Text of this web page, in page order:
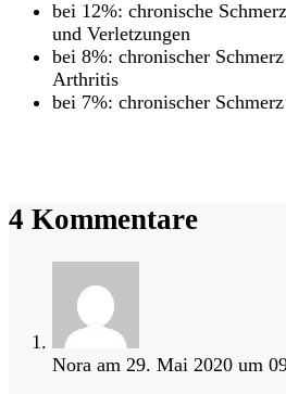
bei 12%: chronische
und Verletzungen
bei 8%: chronischer
Arthritis
bei 7%: chronischer
4 Kommentare
Nora am 29. Mai 2020 um